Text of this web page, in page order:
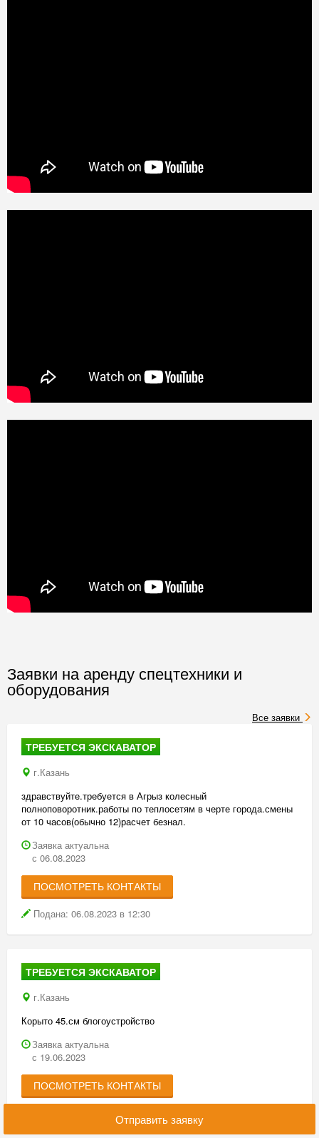
Заявки на аренду спецтехники и
оборудования
Все заявки
ТРЕБУЕТСЯ ЭКСКАВАТОР
г.Казань
здравствуйте.требуется в Агрыз колесный
полноповоротник.работы по теплосетям в черте города.смены
от 10 часов(обычно 12)расчет безнал.
Заявка актуальна
с 06.08.2023
ПОСМОТРЕТЬ КОНТАКТЫ
Подана: 06.08.2023 в 12:30
ТРЕБУЕТСЯ ЭКСКАВАТОР
г.Казань
Корыто 45.см блогоустройство
Заявка актуальна
с 19.06.2023
ПОСМОТРЕТЬ КОНТАКТЫ
Подана: 18.06.2023 в 09:42Отправить заявку